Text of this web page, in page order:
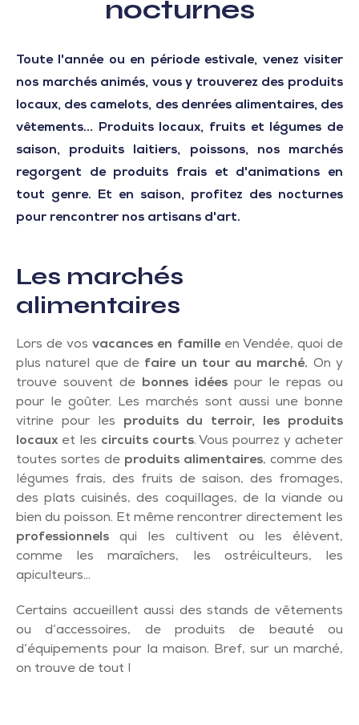
nocturnes
Toute l'année ou en période estivale, venez visiter
nos marchés animés, vous y trouverez des produits
locaux, des camelots, des denrées alimentaires, des
vêtements... Produits locaux, fruits et légumes de
saison, produits laitiers, poissons, nos marchés
regorgent de produits frais et d'animations en
tout genre. Et en saison, profitez des nocturnes
pour rencontrer nos artisans d'art.
Les marchés
alimentaires
Lors de vosvacances en familleen Vendée, quoi de
plus naturel que de faire un tour au marché. On y
trouve souvent de bonnes idées pour le repas ou
pour le goûter. Les marchés sont aussi une bonne
vitrine pour les produits du terroir, les produits
locaux et les circuits courts. Vous pourrez y acheter
toutes sortes de produits alimentaires, comme des
légumes frais, des fruits de saison, des fromages,
des plats cuisinés, des coquillages, de la viande ou
bien du poisson. Et même rencontrer directement les
professionnels qui les cultivent ou les élèvent,
comme les maraîchers, les ostréiculteurs, les
apiculteurs…
Certains accueillent aussi des stands de vêtements
ou d’accessoires, de produits de beauté ou
d’équipements pour la maison. Bref, sur un marché,
on trouve de tout !